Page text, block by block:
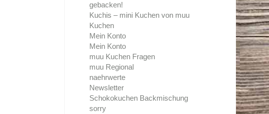
gebacken!
Kuchis – mini Kuchen von muu
Kuchen
Mein Konto
Mein Konto
muu Kuchen Fragen
muu Regional
naehrwerte
Newsletter
Schokokuchen Backmischung
sorry